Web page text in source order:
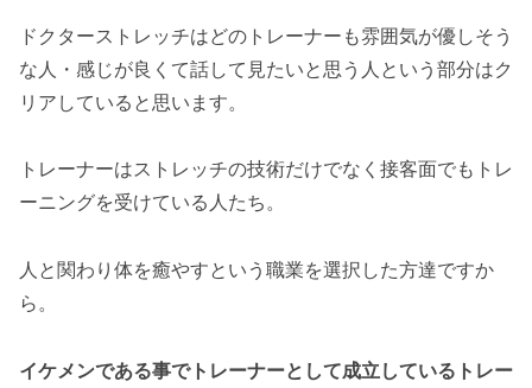
ドクターストレッチはどのトレーナーも雰囲気が優しそう
な人・感じが良くて話して見たいと思う人という部分はク
リアしていると思います。
トレーナーはストレッチの技術だけでなく接客面でもトレ
ーニングを受けている人たち。
人と関わり体を癒やすという職業を選択した方達ですか
ら。
イケメンである事でトレーナーとして成立しているトレー